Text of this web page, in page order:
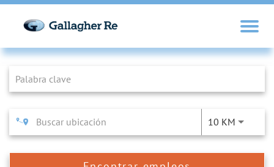
Job Search Page
10 KM